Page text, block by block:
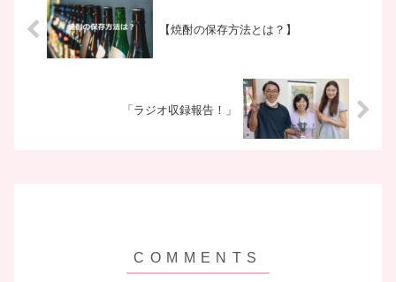
【焼酎の保存方法とは？】
「ラジオ収録報告！」